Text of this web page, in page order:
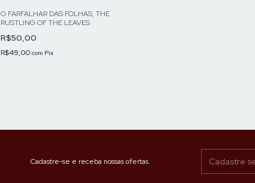
O FARFALHAR DAS FOLHAS, THE
RUSTLING OF THE LEAVES
R$50,00
R$49,00 com Pix
Cadastre-se e receba nossas ofertas.